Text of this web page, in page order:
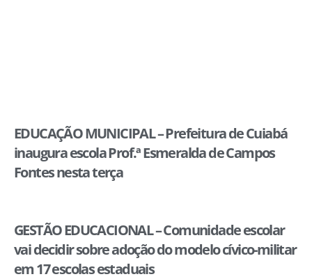
EDUCAÇÃO MUNICIPAL – Prefeitura de Cuiabá
inaugura escola Prof.ª Esmeralda de Campos
Fontes nesta terça
GESTÃO EDUCACIONAL – Comunidade escolar
vai decidir sobre adoção do modelo cívico-militar
em 17 escolas estaduais